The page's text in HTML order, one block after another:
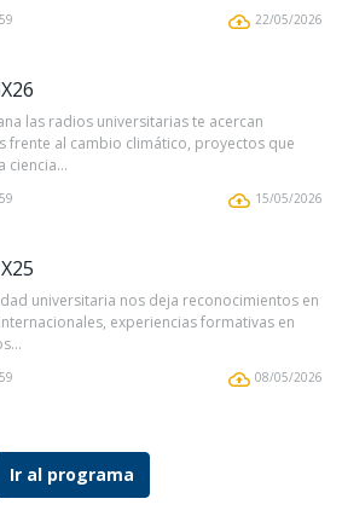
22/05/2026
las radios universitarias te acercan
frente al cambio climático, proyectos que
ciencia...
15/05/2026
universitaria nos deja reconocimientos en
experiencias formativas en
08/05/2026
Ir al programa